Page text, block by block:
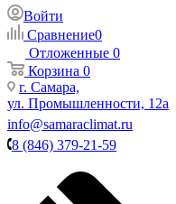
Войти
Сравнение0
Отложенные 0
Корзина 0
г. Самара,
ул. Промышленности, 12а
info@samaraclimat.ru
8 (846) 379-21-59